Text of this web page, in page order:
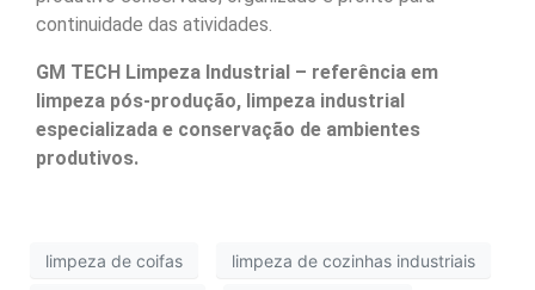
continuidade das atividades.
GM TECH Limpeza Industrial – referência em
limpeza pós-produção, limpeza industrial
especializada e conservação de ambientes
produtivos.
limpeza de coifas limpeza de cozinhas industriais